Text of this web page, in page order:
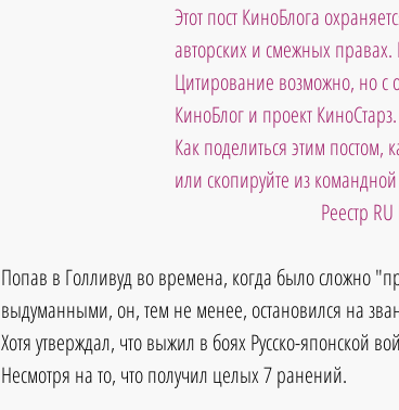
Этот пост КиноБлога
авторских и смежных
Цитирование возможно, но с
КиноБлог и проект КиноСтарз.
Как поделиться этим постом,
или скопируйте из
Реестр
Попав в Голливуд во времена, когда было сложно
выдуманными, он, тем не менее, остановился на
Хотя утверждал, что выжил в боях Русско-японской
Несмотря на то, что получил целых 7 ранений.